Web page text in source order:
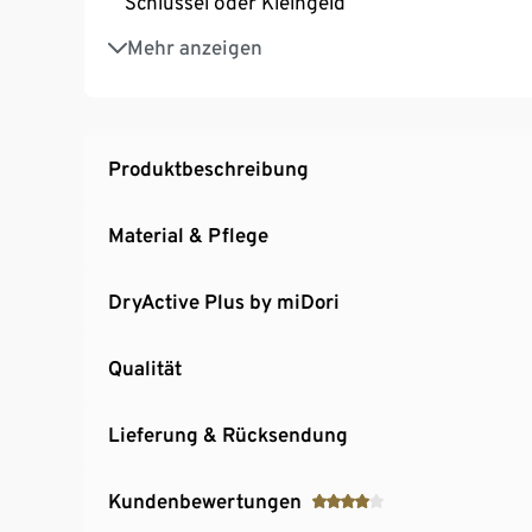
Mehr anzeigen
Elastischer Bund mit Reissverschluss und
Mit Markenelasthan: formbeständig,
Produktbeschreibung
Material & Pflege
DryActive Plus by miDori
Qualität
Lieferung & Rücksendung
Kundenbewertungen